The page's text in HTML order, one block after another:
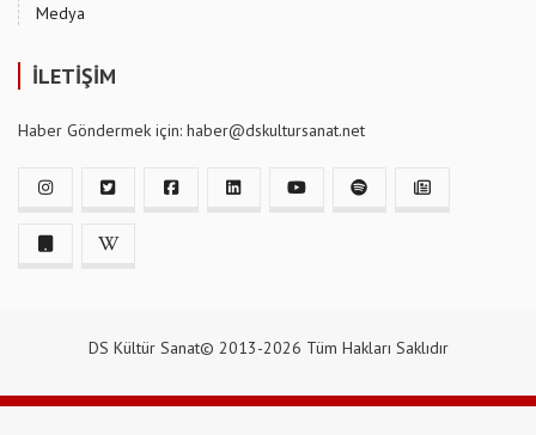
Medya
İLETİŞİM
Haber Göndermek için: haber@dskultursanat.net
DS Kültür Sanat© 2013-2026 Tüm Hakları Saklıdır